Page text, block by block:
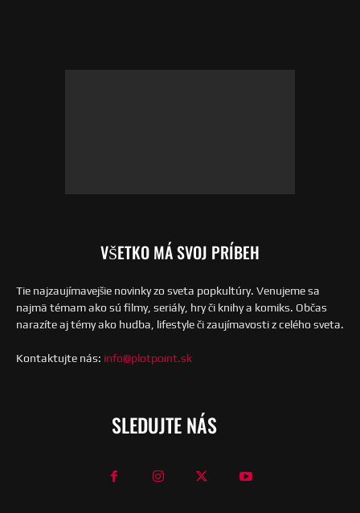
VŠETKO MÁ SVOJ PRÍBEH
Tie najzaujímavejšie novinky zo sveta popkultúry. Venujeme sa
najmä témam ako sú filmy, seriály, hry či knihy a komiks. Občas
narazíte aj témy ako hudba, lifestyle či zaujímavosti z celého sveta.
Kontaktujte nás: info@plotpoint.sk
SLEDUJTE NÁS